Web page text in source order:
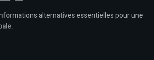
alternatives essentielles pour une